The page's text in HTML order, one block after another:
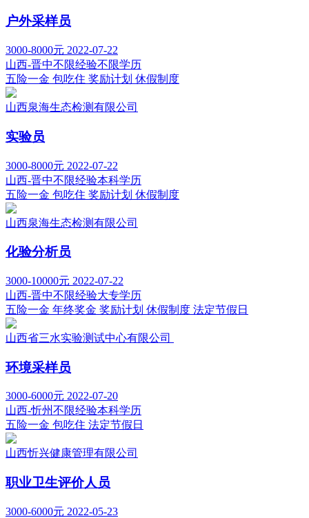
户外采样员
3000-8000元 2022-07-22
山西-晋中不限经验不限学历
五险一金 包吃住 奖励计划 休假制度
山西泉海生态检测有限公司
实验员
3000-8000元 2022-07-22
山西-晋中不限经验本科学历
五险一金 包吃住 奖励计划 休假制度
山西泉海生态检测有限公司
化验分析员
3000-10000元 2022-07-22
山西-晋中不限经验大专学历
五险一金 年终奖金 奖励计划 休假制度 法定节假日
山西省三水实验测试中心有限公司
环境采样员
3000-6000元 2022-07-20
山西-忻州不限经验本科学历
五险一金 包吃住 法定节假日
山西忻兴健康管理有限公司
职业卫生评价人员
3000-6000元 2022-05-23